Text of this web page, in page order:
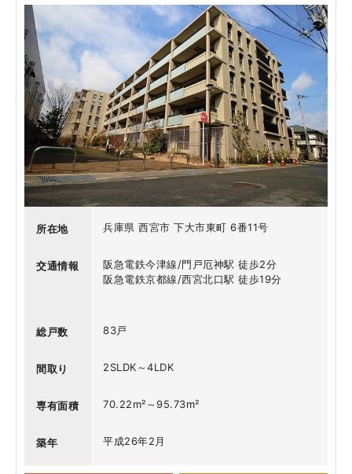
所在地 兵庫県 西宮市 下大市東町 6番11号
交通情報
阪急電鉄今津線/門戸厄神駅 徒歩2分
阪急電鉄京都線/西宮北口駅 徒歩19分
総戸数 83戸
間取り 2SLDK～4LDK
専有面積 70.22m²～95.73m²
築年 平成26年2月